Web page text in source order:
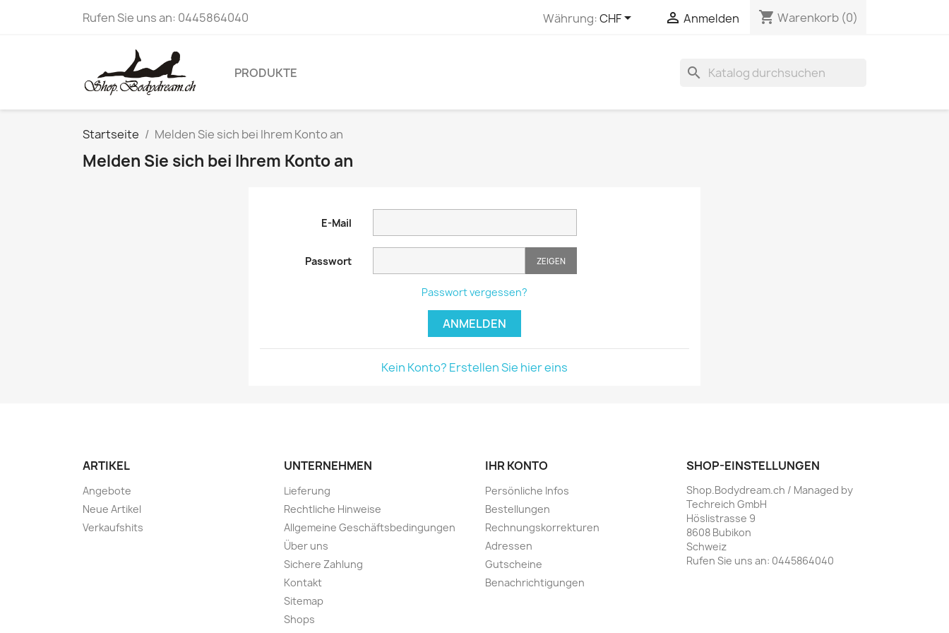
Rufen Sie uns an: 0445864040 Währung:CHF  Anmelden shopping_cart Warenkorb (0)
PRODUKTE search
Startseite Melden Sie sich bei Ihrem Konto an
Melden Sie sich bei Ihrem Konto an
E-Mail
Passwort ZEIGEN
Passwort vergessen?
ANMELDEN
Kein Konto? Erstellen Sie hier eins
ARTIKEL
Angebote
Neue Artikel
Verkaufshits
UNTERNEHMEN
Lieferung
Rechtliche Hinweise
Allgemeine Geschäftsbedingungen
Über uns
Sichere Zahlung
Kontakt
Sitemap
Shops
IHR KONTO
Persönliche Infos
Bestellungen
Rechnungskorrekturen
Adressen
Gutscheine
Benachrichtigungen
SHOP-EINSTELLUNGEN
Shop.Bodydream.ch / Managed by
Techreich GmbH
Höslistrasse 9
8608 Bubikon
Schweiz
Rufen Sie uns an: 0445864040